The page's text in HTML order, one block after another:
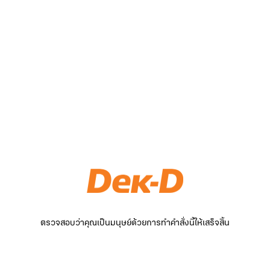
ตรวจสอบว่าคุณเป็นมนุษย์ด้วยการทำคำสั่งนี้ให้เสร็จสิ้น